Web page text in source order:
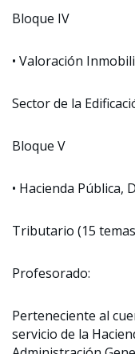
Bloque IV
• Valoración
Sector de la
Bloque V
• Hacienda Pública,
Tributario (15
Profesorado:
Perteneciente al
servicio de la